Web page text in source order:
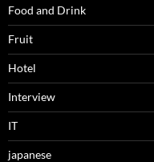
Food and Drink
Fruit
Hotel
Interview
IT
japanese